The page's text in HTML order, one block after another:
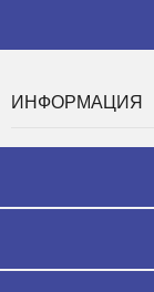
ИНФОРМАЦИЯ